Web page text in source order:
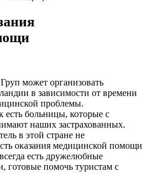
может организовать
в зависимости от времени
проблемы.
есть больницы, которые с
наших застрахованных.
в этой стране не
оказания медицинской помощи
есть дружелюбные
готовые помочь туристам с